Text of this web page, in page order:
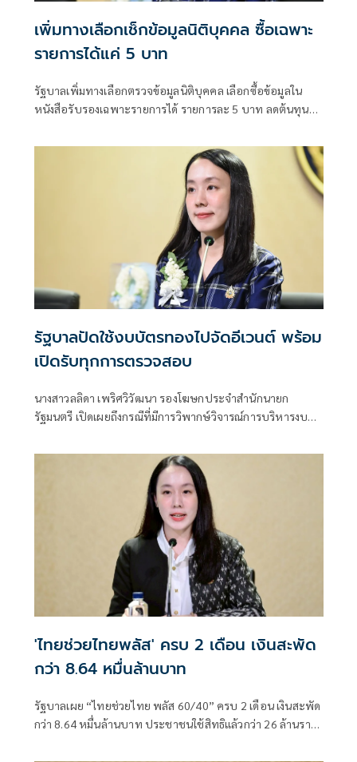
เพิ่มทางเลือกเช็กข้อมูลนิติบุคคล ซื้อเฉพาะ
รายการได้แค่ 5 บาท
รัฐบาลเพิ่มทางเลือกตรวจข้อมูลนิติบุคคล เลือกซื้อข้อมูลใน
หนังสือรับรองเฉพาะรายการได้ รายการละ 5 บาท ลดต้นทุน
รัฐบาลปัดใช้งบบัตรทองไปจัดอีเวนต์ พร้อม
เปิดรับทุกการตรวจสอบ
นางสาวลลิดา เพริศวิวัฒนา รองโฆษกประจำสำนักนายก
รัฐมนตรี เปิดเผยถึงกรณีที่มีการวิพากษ์วิจารณ์การบริหารงบ
'ไทยช่วยไทยพลัส' ครบ 2 เดือน เงินสะพัด
กว่า 8.64 หมื่นล้านบาท
รัฐบาลเผย “ไทยช่วยไทย พลัส 60/40” ครบ 2 เดือน เงินสะพัด
กว่า 8.64 หมื่นล้านบาท ประชาชนใช้สิทธิแล้วกว่า 26 ล้านราย